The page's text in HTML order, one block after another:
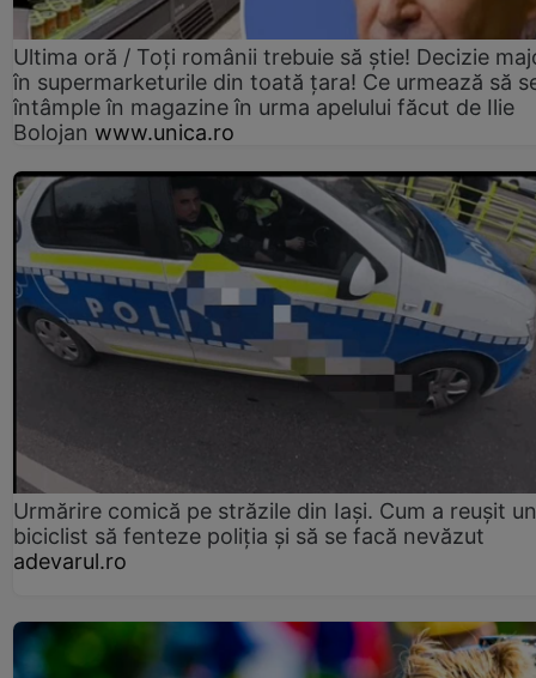
Ultima oră / Toți românii trebuie să știe! Decizie
în supermarketurile din toată țara! Ce urmează să
întâmple în magazine în urma apelului făcut de Ilie
Bolojan www.unica.ro
Urmărire comică pe străzile din Iași. Cum a reușit un
biciclist să fenteze poliția și să se facă nevăzut
adevarul.ro